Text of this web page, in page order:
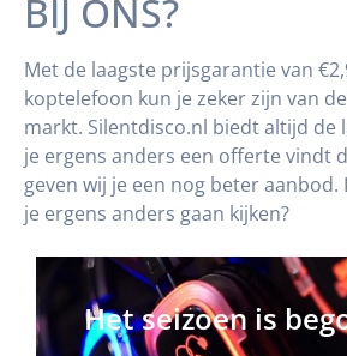
BIJ ONS?
Met de laagste prijsgarantie van
koptelefoon kun je zeker zijn van
markt. Silentdisco.nl biedt altijd de
je ergens anders een offerte vindt
geven wij je een nog beter
je ergens anders gaan kijken?
Het seizoen is